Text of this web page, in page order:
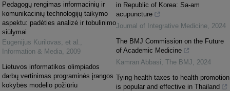
Pedagogų rengimas informacinių ir
komunikacinių technologijų taikymo
aspektu: padėties analizė ir tobulinimo
siūlymai
Eugenijus Kurilovas, et al. ,
Information & Media, 2009
Lietuvos informatikos olimpiados
darbų vertinimas programinės įrangos
kokybės modelio požiūriu
in Republic of Korea: Sa-am
acupuncture
Journal of Integrative Medicine, 2024
The BMJ Commission on the Future
of Academic Medicine
Kamran Abbasi, The BMJ, 2024
Tying health taxes to health promotion
is popular and effective in Thailand